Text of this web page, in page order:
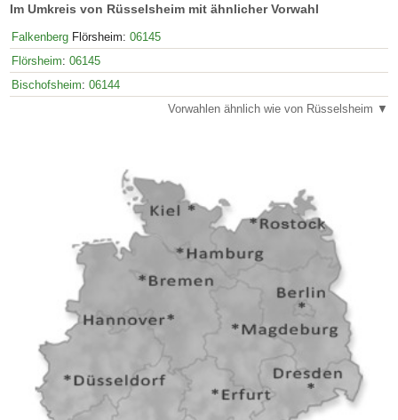
Im Umkreis von Rüsselsheim mit ähnlicher Vorwahl
Falkenberg Flörsheim: 06145
Flörsheim: 06145
Bischofsheim: 06144
Vorwahlen ähnlich wie von Rüsselsheim ▼